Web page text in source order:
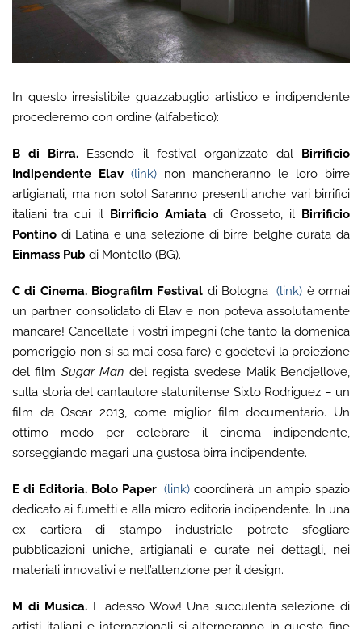
In questo irresistibile guazzabuglio artistico e indipendente
procederemo con ordine (alfabetico):
B di Birra. Essendo il festival organizzato dal Birrificio
Indipendente Elav (link)non mancheranno le loro birre
artigianali, ma non solo! Saranno presenti anche vari birrifici
italiani tra cui il Birrificio Amiata di Grosseto, il Birrificio
Pontino di Latina e una selezione di birre belghe curata da
Einmass Pub di Montello (BG).
C di Cinema. Biografilm Festival di Bologna(link) è ormai
un partner consolidato di Elav e non poteva assolutamente
mancare! Cancellate i vostri impegni (che tanto la domenica
pomeriggio non si sa mai cosa fare) e godetevi la proiezione
del film Sugar Man del regista svedese Malik Bendjellove,
sulla storia del cantautore statunitense Sixto Rodriguez – un
film da Oscar 2013, come miglior film documentario. Un
ottimo modo per celebrare il cinema indipendente,
sorseggiando magari una gustosa birra indipendente.
E di Editoria. Bolo Paper (link) coordinerà un ampio spazio
dedicato ai fumetti e alla micro editoria indipendente. In una
ex cartiera di stampo industriale potrete sfogliare
pubblicazioni uniche, artigianali e curate nei dettagli, nei
materiali innovativi e nell’attenzione per il design.
M di Musica. E adesso Wow! Una succulenta selezione di